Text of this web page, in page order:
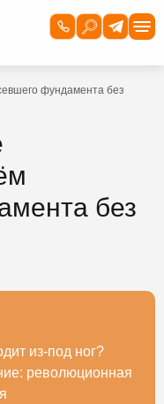
фундамента без
без
из-под ног?
революционная